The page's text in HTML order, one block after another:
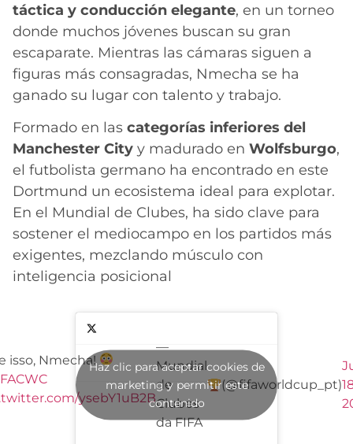
táctica y conducción elegante, en un torneo
donde muchos jóvenes buscan su gran
escaparate. Mientras las cámaras siguen a
figuras más consagradas, Nmecha se ha
ganado su lugar con talento y trabajo.
Formado en las categorías inferiores del
Manchester City y madurado en Wolfsburgo,
el futbolista germano ha encontrado en este
Dortmund un ecosistema ideal para explotar.
En el Mundial de Clubes, ha sido clave para
sostener el mediocampo en los partidos más
exigentes, mezclando músculo con
inteligencia posicional
isso, Nmecha!
ysebY1uB2B
—
Mundial
de
Clubes
da FIFA
(@fifaworldcup_pt)
Haz clic para aceptar cookies de
marketing y permitir este
contenido